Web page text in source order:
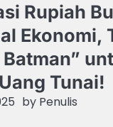
Rupiah
Ekonomi,
Batman”
Tunai!
by Penulis